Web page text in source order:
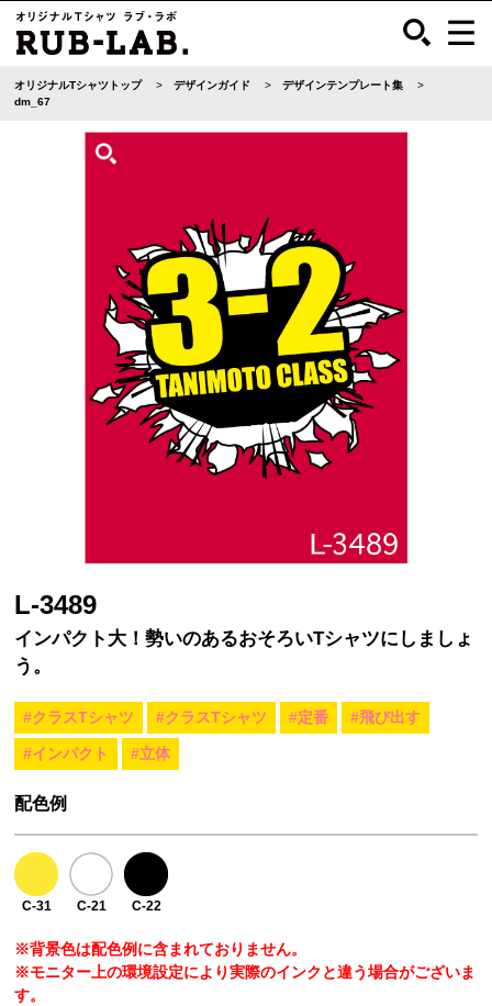
オリジナルTシャツトップ デザインガイド
デザインテンプレート集
dm_67
L-3489
インパクト大！勢いのあるおそろいTシャツにしましょ
う。
#クラスTシャツ #クラスTシャツ #定番 #飛び出す
#インパクト #立体
配色例
C-31 C-21 C-22
※背景色は配色例に含まれておりません。
※モニター上の環境設定により実際のインクと違う場合がございま
す。